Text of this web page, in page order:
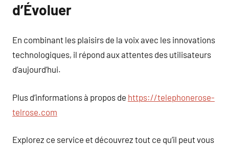
d’Évoluer
En combinant les plaisirs de la voix avec les innovations
technologiques, il répond aux attentes des utilisateurs
d’aujourd’hui.
Plus d’informations à propos de https://telephonerose-
telrose.com
Explorez ce service et découvrez tout ce qu’il peut vous